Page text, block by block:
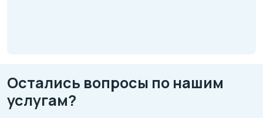
Остались вопросы по нашим
услугам?